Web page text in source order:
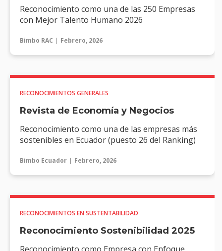
Reconocimiento como una de las 250 Empresas
con Mejor Talento Humano 2026
Bimbo RAC Febrero, 2026
RECONOCIMIENTOS GENERALES
Revista de Economía y Negocios
Reconocimiento como una de las empresas más
sostenibles en Ecuador (puesto 26 del Ranking)
Bimbo Ecuador Febrero, 2026
RECONOCIMIENTOS EN SUSTENTABILIDAD
Reconocimiento Sostenibilidad 2025